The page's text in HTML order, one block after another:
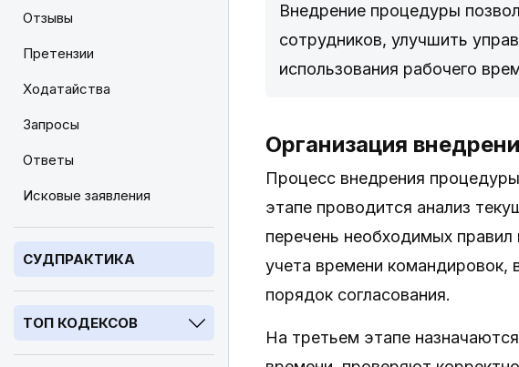
Отзывы
Претензии
Ходатайства
Запросы
Ответы
Исковые заявления
СУДПРАКТИКА
ТОП КОДЕКСОВ
Внедрение процедуры
сотрудников, улучшить
использования рабочего
Организация
Процесс внедрения
этапе проводится анализ
перечень необходимых
учета времени
порядок согласования.
На третьем этапе